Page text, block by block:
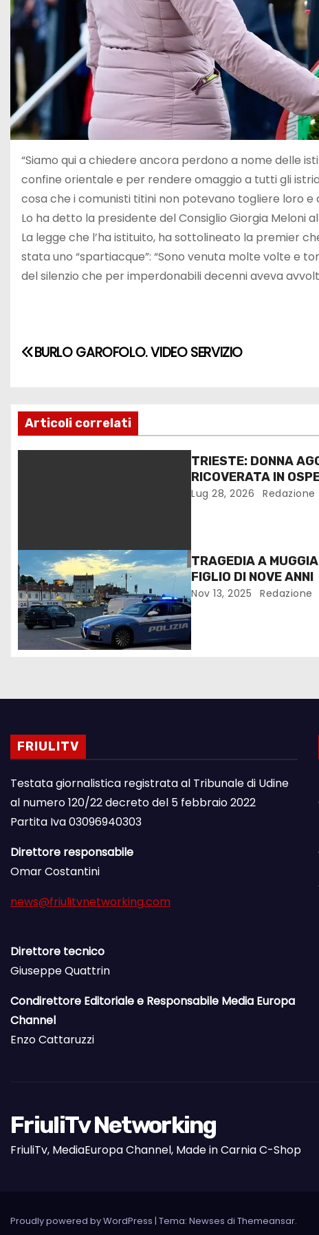
“Siamo qui a chiedere ancora perdono a nome delle
confine orientale e per rendere omaggio a tutti gli
cosa che i comunisti titini non potevano togliere loro e
Lo ha detto la presidente del Consiglio Giorgia Meloni
La legge che l’ha istituito, ha sottolineato la premier
stata uno “spartiacque”: “Sono venuta molte volte e
del silenzio che per imperdonabili decenni aveva
BURLO GAROFOLO. VIDEO SERVIZIO
Articoli correlati
TRIESTE: DONNA
RICOVERATA IN
CONDIZIONI
Lug 28, 2026 Redazione
TRAGEDIA A
FIGLIO DI NOVE ANNI
Nov 13, 2025 Redazione
FRIULITV
Testata giornalistica registrata al Tribunale di Udine
al numero 120/22 decreto del 5 febbraio 2022
Partita Iva 03096940303
Direttore responsabile
Omar Costantini
news@friulitvnetworking.com
Direttore tecnico
Giuseppe Quattrin
Condirettore Editoriale e Responsabile Media Europa
Channel
Enzo Cattaruzzi
FriuliTv Networking
FriuliTv, MediaEuropa Channel, Made in Carnia C-Shop
Proudly powered by WordPress | Tema: Newses di Themeansar.